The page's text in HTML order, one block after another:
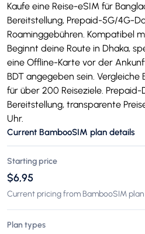
Kaufe eine Reise-eSIM für
Bereitstellung, Prepaid-5G/4G-
Roaminggebühren. Kompatibel
Beginnt deine Route in Dhaka,
eine Offline-Karte vor der
BDT angegeben sein. Vergleiche
für über 200 Reiseziele.
Bereitstellung, transparente
Uhr.
Current BambooSIM plan details
Starting price
$6,95
Current pricing from BambooSIM
Plan types